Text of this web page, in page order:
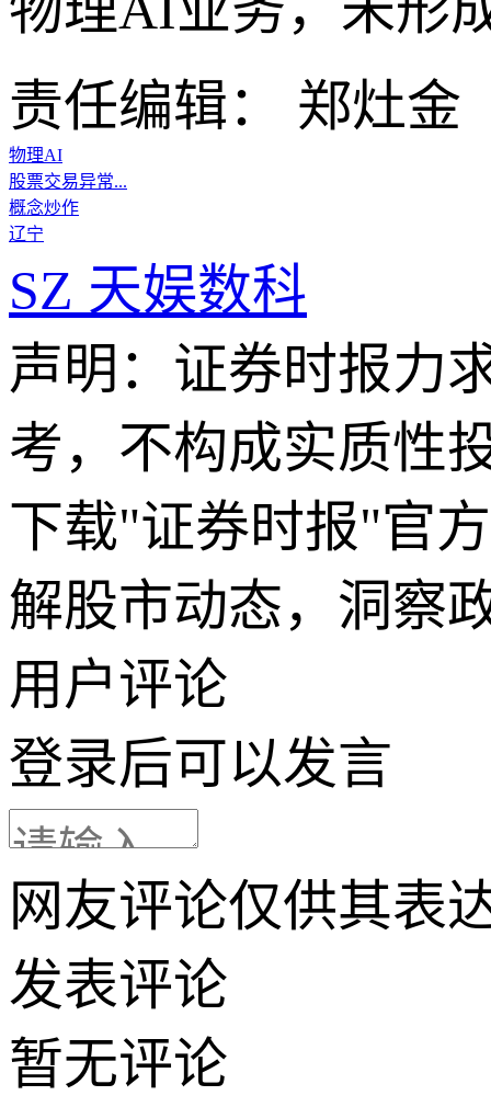
责任编辑： 郑灶金
物理AI
股票交易异常...
概念炒作
辽宁
SZ 天娱数科
声明：证券时报力
考，不构成实质性
下载"证券时报"官
解股市动态，洞察
用户评论
登录后可以发言
网友评论仅供其表
发表评论
暂无评论